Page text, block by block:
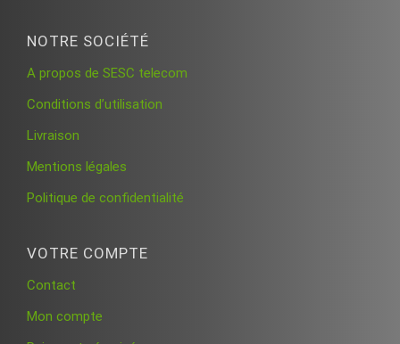
NOTRE SOCIÉTÉ
A propos de SESC telecom
Conditions d’utilisation
Livraison
Mentions légales
Politique de confidentialité
VOTRE COMPTE
Contact
Mon compte